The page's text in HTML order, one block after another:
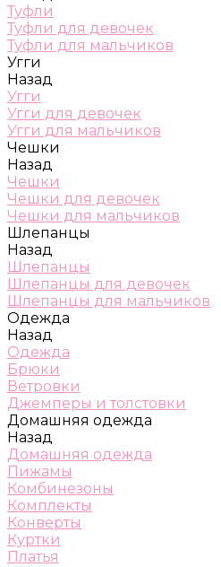
Туфли
Туфли для девочек
Туфли для мальчиков
Угги
Назад
Угги
Угги для девочек
Угги для мальчиков
Чешки
Назад
Чешки
Чешки для девочек
Чешки для мальчиков
Шлепанцы
Назад
Шлепанцы
Шлепанцы для девочек
Шлепанцы для мальчиков
Одежда
Назад
Одежда
Брюки
Ветровки
Джемперы и толстовки
Домашняя одежда
Назад
Домашняя одежда
Пижамы
Комбинезоны
Комплекты
Конверты
Куртки
Платья